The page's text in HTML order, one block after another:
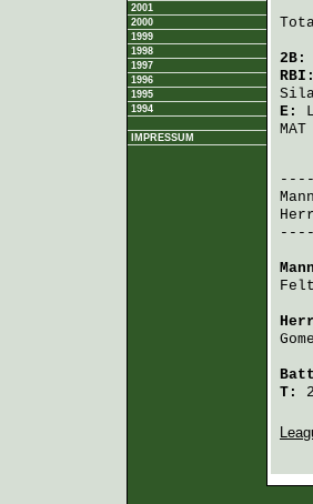
2001
2000
1999
1998
1997
1996
1995
1994
IMPRESSUM
2B:
E:
T: